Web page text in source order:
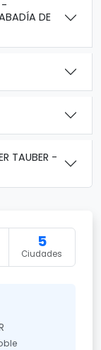
-
DE
TAUBER -
5
Ciudades